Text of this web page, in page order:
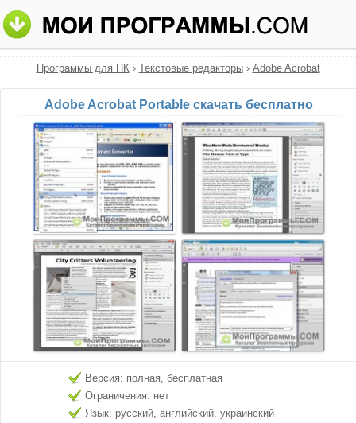
Программы для ПК› Текстовые редакторы› Adobe Acrobat
Adobe Acrobat Portable скачать бесплатно
Версия: полная, бесплатная
Ограничения: нет
Язык: русский, английский, украинский